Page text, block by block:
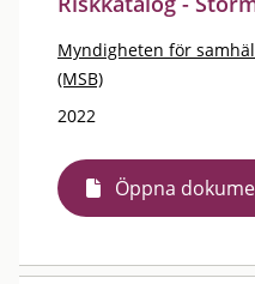
Myndigheten för
(MSB)
2022
Öppna